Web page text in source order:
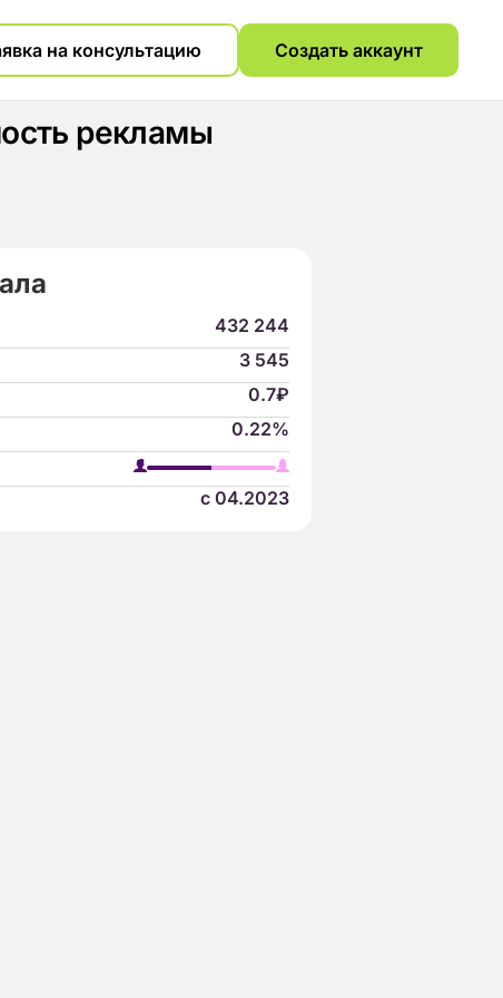
на консультацию Создать аккаунт
рекламы
432 244
3 545
0.7₽
0.22%
с 04.2023